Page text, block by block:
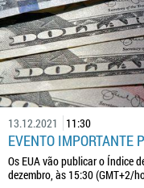
13.12.2021 11:30
EVENTO IMPORTANTE
Os EUA vão publicar o Índice
dezembro, às 15:30 (GMT+2/